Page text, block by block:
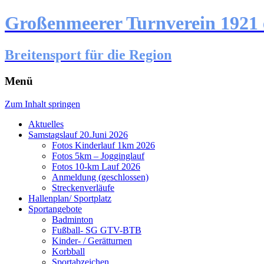
Großenmeerer Turnverein 1921
Breitensport für die Region
Menü
Zum Inhalt springen
Aktuelles
Samstagslauf 20.Juni 2026
Fotos Kinderlauf 1km 2026
Fotos 5km – Jogginglauf
Fotos 10-km Lauf 2026
Anmeldung (geschlossen)
Streckenverläufe
Hallenplan/ Sportplatz
Sportangebote
Badminton
Fußball- SG GTV-BTB
Kinder- / Gerätturnen
Korbball
Sportabzeichen